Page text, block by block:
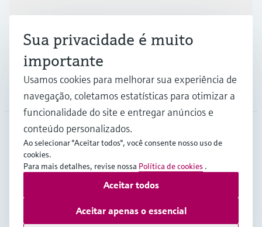
Suporte
BRA•Português
Copyright © Endress+Hauser Group Services AG
Termos de Utilização
Proteção de dados
Termos e Condições Gerais
Sua privacidade é muito
importante
Usamos cookies para melhorar sua experiência de
navegação, coletamos estatísticas para otimizar a
funcionalidade do site e entregar anúncios e
conteúdo personalizados.
Ao selecionar "Aceitar todos", você consente nosso uso de
cookies.
Para mais detalhes, revise nossa Política de cookies .
Aceitar apenas o essencial
Aceitar todos